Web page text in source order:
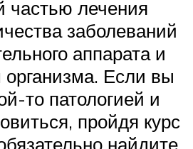
частью лечения
заболеваний
аппарата и
организма. Если вы
то патологией и
пройдя курс
найдите